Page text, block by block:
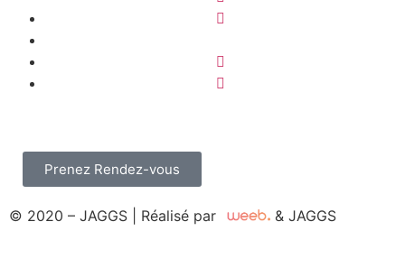
Prenez Rendez-vous
© 2020 – JAGGS | Réalisé par & JAGGS